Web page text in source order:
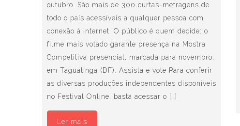
outubro. São mais de 300 curtas-metragens de
todo o país acessíveis a qualquer pessoa com
conexão à internet. O público é quem decide: o
filme mais votado garante presença na Mostra
Competitiva presencial, marcada para novembro,
em Taguatinga (DF). Assista e vote Para conferir
as diversas produções independentes disponíveis
no Festival Online, basta acessar o […]
Ler mais